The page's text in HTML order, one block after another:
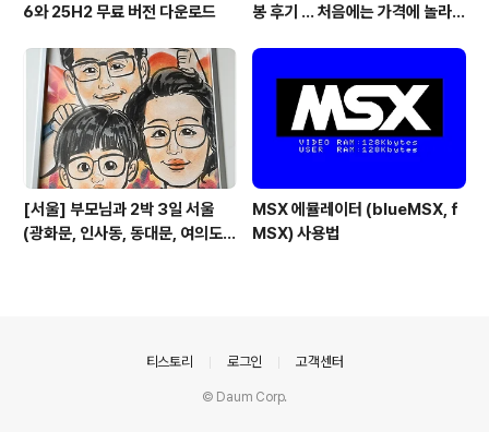
6와 25H2 무료 버전 다운로드
봉 후기 ... 처음에는 가격에 놀라고
[서울] 부모님과 2박 3일 서울
(광화문, 인사동, 동대문, 여의도)
MSX 에뮬레이터 (blueMSX, f
MSX) 사용법
티스토리 로그인 고객센터
© Daum Corp.